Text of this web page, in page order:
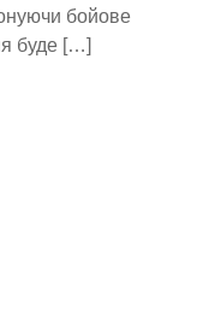
бойове
буде […]